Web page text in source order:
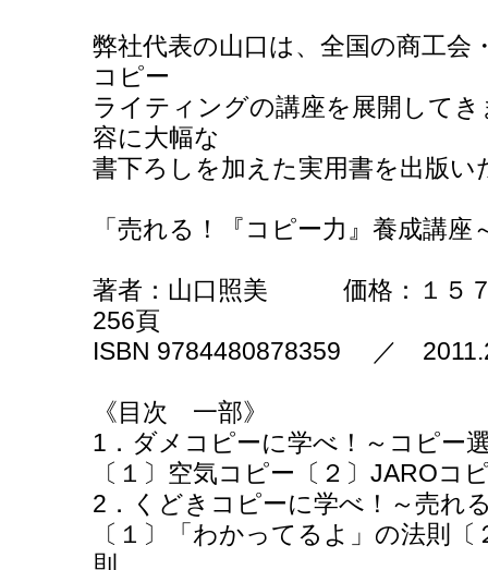
弊社代表の山口は、全国の商工会
コピー
ライティングの講座を展開して
容に大幅な
書下ろしを加えた実用書を出版い
「売れる！『コピー力』養成講
著者：山口照美 価格：１５
256頁
ISBN 9784480878359 ／
《目次 一部》
1．ダメコピーに学べ！～コピー
〔１〕空気コピー〔２〕JARO
2．くどきコピーに学べ！～売れ
〔１〕「わかってるよ」の法則
則…